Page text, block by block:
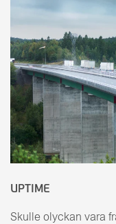
UPTIME
Skulle olyckan vara